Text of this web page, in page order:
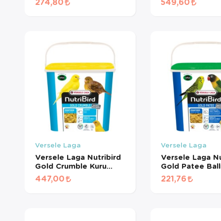
Maması (Mavi) (500 GR
Maması (Mavi)
Versele Laga
Versele Laga Nutribird
Gold Crumble Kuru
Yumurta Maması (1 KG
BÖLÜNMÜŞ)
447,00
Versele Laga
Versele Laga
Gold Patee
Yumurtalı
Kuşu Maması
221,76